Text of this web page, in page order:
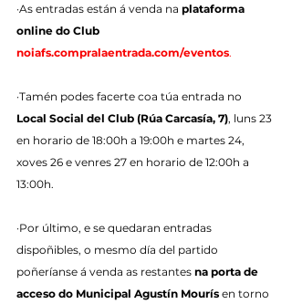
·As entradas están á venda na plataforma
online do Club
noiafs.compralaentrada.com/eventos.
·Tamén podes facerte coa túa entrada no
Local Social del Club (Rúa Carcasía, 7), luns 23
en horario de 18:00h a 19:00h e martes 24,
xoves 26 e venres 27 en horario de 12:00h a
13:00h.
·Por último, e se quedaran entradas
dispoñibles, o mesmo día del partido
poñeríanse á venda as restantes na porta de
acceso do Municipal Agustín Mourís en torno